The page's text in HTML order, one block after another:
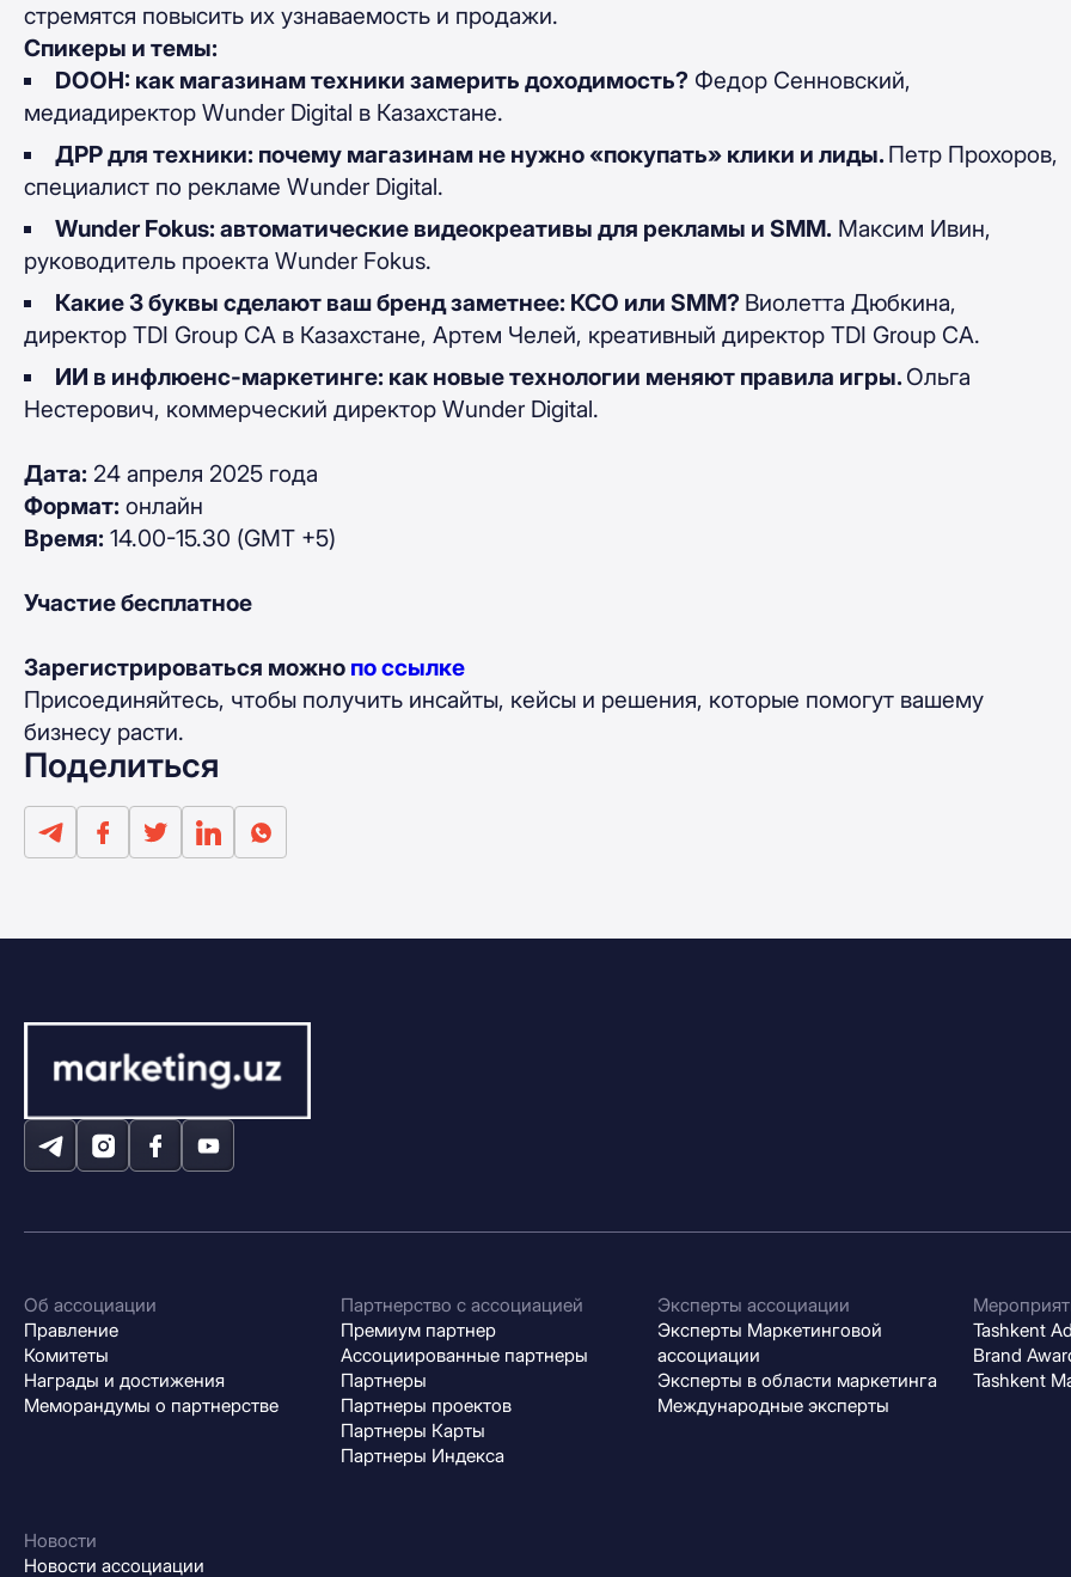
стремятся повысить их узнаваемость и продажи.
Спикеры и темы:
DOOH: как магазинам техники замерить доходимость? Федор Сенновский,
медиадиректор Wunder Digital в Казахстане.
ДРР для техники: почему магазинам не нужно «покупать» клики и лиды.Петр Прохоров,
специалист по рекламе Wunder Digital.
Wunder Fokus: автоматические видеокреативы для рекламы и SMM. Максим Ивин,
руководитель проекта Wunder Fokus.
Какие 3 буквы сделают ваш бренд заметнее: КСО или SMM? Виолетта Дюбкина,
директор TDI Group CA в Казахстане, Артем Челей, креативный директор TDI Group CA.
ИИ в инфлюенс-маркетинге: как новые технологии меняют правила игры.Ольга
Нестерович, коммерческий директор Wunder Digital.
Дата: 24 апреля 2025 года
Формат: онлайн
Время: 14.00-15.30 (GMT +5)
Участие бесплатное
Зарегистрироваться можно по ссылке
Присоединяйтесь, чтобы получить инсайты, кейсы и решения, которые помогут вашему
бизнесу расти.
Поделиться
Об ассоциации
Правление
Комитеты
Награды и достижения
Меморандумы о партнерстве
Партнерство с ассоциацией
Премиум партнер
Ассоциированные партнеры
Партнеры
Партнеры проектов
Партнеры Карты
Партнеры Индекса
Эксперты ассоциации
Эксперты Маркетинговой
ассоциации
Эксперты в области маркетинга
Международные эксперты
Tashkent
Brand
Tashkent
Новости
Новости ассоциации